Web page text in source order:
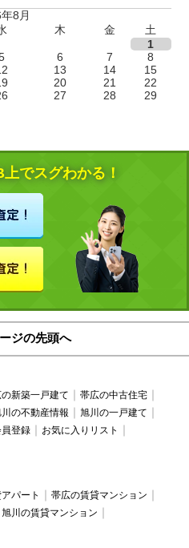
8月
木 金
土
1
6 7
8
13 14
15
20 21
22
27 28
29
でスグわかる！
ジの先頭へ
新築一戸建て
帯広の中古住宅
の不動産情報
旭川の一戸建て
登録
お気に入りリスト
パート
帯広の賃貸マンション
旭川の賃貸マンション